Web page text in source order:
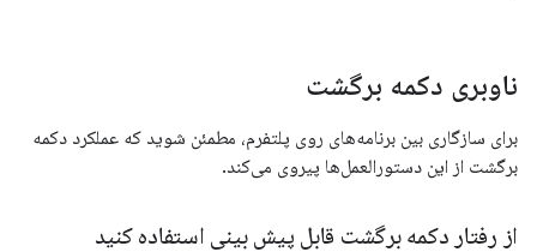
ناوبری دکمه برگشت
برای سازگاری بین برنامه‌های روی پلتفرم، مطمئن شوید که عملکرد دکمه
برگشت از این دستورالعمل‌ها پیروی می‌کند.
از رفتار دکمه برگشت قابل پیش بینی استفاده کنید